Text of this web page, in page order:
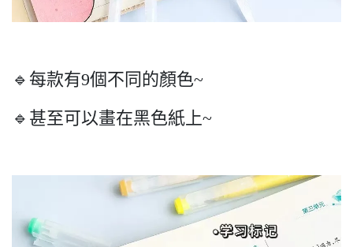
🔹每款有9個不同的顏色~
🔹甚至可以畫在黑色紙上~